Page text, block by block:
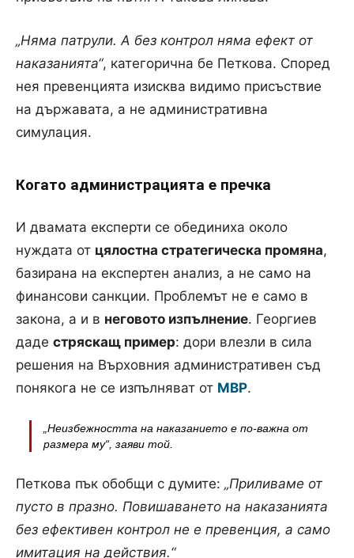
„Няма патрули. А без контрол няма ефект от
наказанията“, категорична бе Петкова. Според
нея превенцията изисква видимо присъствие
на държавата, а не административна
симулация.
Когато администрацията е пречка
И двамата експерти се обединиха около
нуждата от цялостна стратегическа промяна,
базирана на експертен анализ, а не само на
финансови санкции. Проблемът не е само в
закона, а и в неговото изпълнение. Георгиев
даде стряскащ пример: дори влезли в сила
решения на Върховния административен съд
понякога не се изпълняват от МВР.
„Неизбежността на наказанието е по-важна от
размера му“, заяви той.
Петкова пък обобщи с думите: „Приливаме от
пусто в празно. Повишаването на наказанията
без ефективен контрол не е превенция, а само
имитация на действия.“